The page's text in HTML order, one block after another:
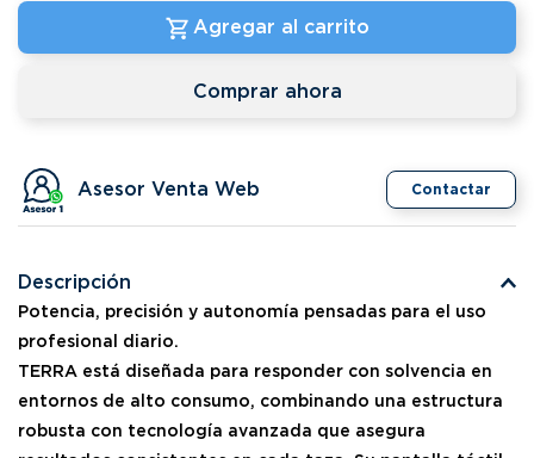
Agregar al carrito
Comprar ahora
Asesor Venta Web Contactar
Descripción
Potencia, precisión y autonomía pensadas para el uso
profesional diario.
TERRA está diseñada para responder con solvencia en
entornos de alto consumo, combinando una estructura
robusta con tecnología avanzada que asegura